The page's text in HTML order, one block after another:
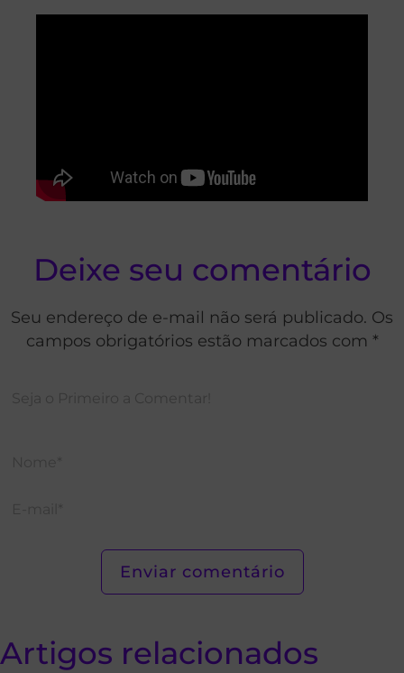
Deixe seu comentário
Seu endereço de e-mail não será publicado. Os
campos obrigatórios estão marcados com *
Artigos relacionados